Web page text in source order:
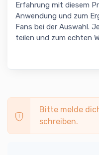
Erfahrung mit diesem
Anwendung und zum
Fans bei der Auswahl.
teilen und zum echten
Bitte melde
schreiben.